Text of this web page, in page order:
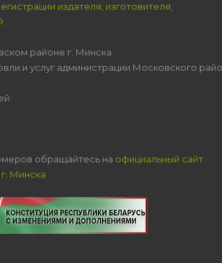
издателя, изготовителя,
районе г. Минска
и услуг администрации Московского
обращайтесь на официальный сайт
Минска